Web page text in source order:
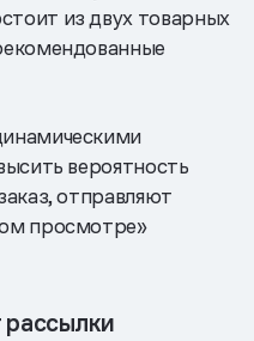
из двух товарных
вероятность
отправляют
просмотре»
рассылки